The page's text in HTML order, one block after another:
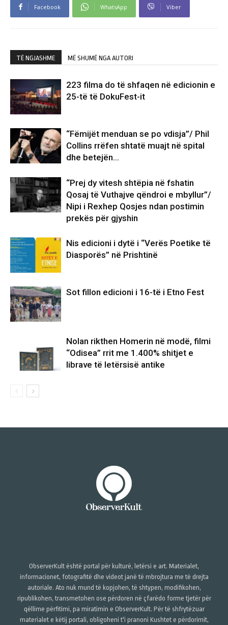
Facebook WhatsApp Viber
TË NGJASHME MË SHUMË NGA AUTORI
223 filma do të shfaqen në edicionin e
25-të të DokuFest-it
“Fëmijët menduan se po vdisja”/ Phil
Collins rrëfen shtatë muajt në spital
dhe betejën…
“Prej dy vitesh shtëpia në fshatin
Qosaj të Vuthajve qëndroi e mbyllur”/
Nipi i Rexhep Qosjes ndan postimin
prekës për gjyshin
Nis edicioni i dytë i “Verës Poetike të
Diasporës” në Prishtinë
Sot fillon edicioni i 16-të i Etno Fest
Nolan rikthen Homerin në modë, filmi
“Odisea” rrit me 1.400% shitjet e
librave të letërsisë antike
ObserverKult është portal për kulturë, letërsi e art. Materialet,
informacionet, fotografitë dhe videot janë të mbrojtura me të drejta
autoriale. Ato nuk mund të kopjohen, të shtypen, modifikohen,
ripublikohen, transmetohen ose përdoren në çfarëdo forme tjetër për
qëllime përfitimi, pa miratimin e ObserverKult. Për të shfrytëzuar
materialet e këtij portali, obligoheni t'i pranoni Kushtet e përdorimit,